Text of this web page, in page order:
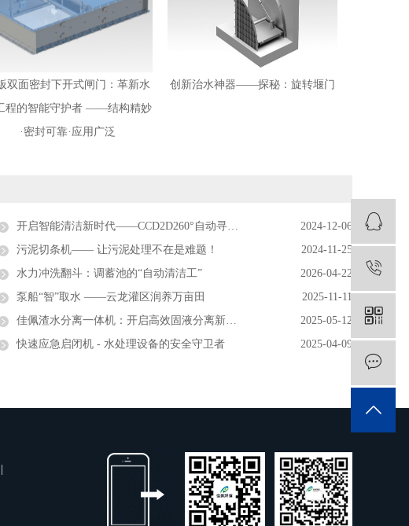
双面密封下开式闸门：革新水
程的智能守护者 ——结构精妙
·密封可靠·应用广泛
创新治水神器——探秘：旋转堰门
开启智能清洁新时代——CCD2D260°自动寻污智能旋转喷射器
2024-12-06
污泥切条机—— 让污泥处理不在是难题！
2024-11-25
水力冲洗翻斗：调蓄池的“自动清洁工”
2026-04-22
泵船“智”取水 ——云龙灌区润养万亩田
2025-11-11
佳佩渣水分离一体机：开启高效固液分离新时代
2025-05-12
快速应急启闭机 - 水处理设备的安全守卫者 2025-04-09